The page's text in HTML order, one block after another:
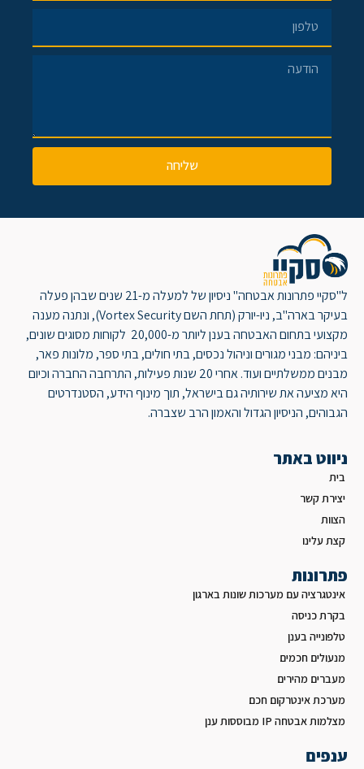
שליחה
ל"סקיי פתרונות אבטחה" ניסיון של למעלה מ-21 שנים שבהן פעלה
בעיקר בארה"ב, ניו-יורק (תחת השם Vortex Security), ונתנה מענה
מקצועי בתחום האבטחה בענן ליותר מ-20,000 לקוחות מסוגים שונים,
ביניהם: מבני מגורים וניהול נכסים, בתי חולים, בתי ספר, מלונות פאר,
מבנים ממשלתיים ועוד. אחרי 20 שנות פעילות, התרחבה החברה וכיום
היא מציעה את שירותיה גם בישראל, תוך מינוף הידע, הסטנדרטים
הגבוהים, הניסיון הגדול והאמון הרב שצברה.
ניווט באתר
בית
יצירת קשר
הצוות
קצת עלינו
פתרונות
אינטגרציה עם מערכות שונות בארגון
בקרת כניסה
טלפונייה בענן
מנעולים חכמים
מעברים מהירים
מערכת אינטרקום חכם
מצלמות אבטחה IP מבוססות ענן
ענפים